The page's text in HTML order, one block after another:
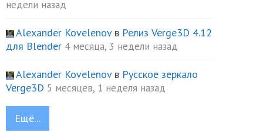
недели назад
Alexander Kovelenovв Релиз Verge3D 4.12
для Blender 4 месяца, 3 недели назад
Alexander Kovelenovв Русское зеркало
Verge3D 5 месяцев, 1 неделя назад
Ещё...